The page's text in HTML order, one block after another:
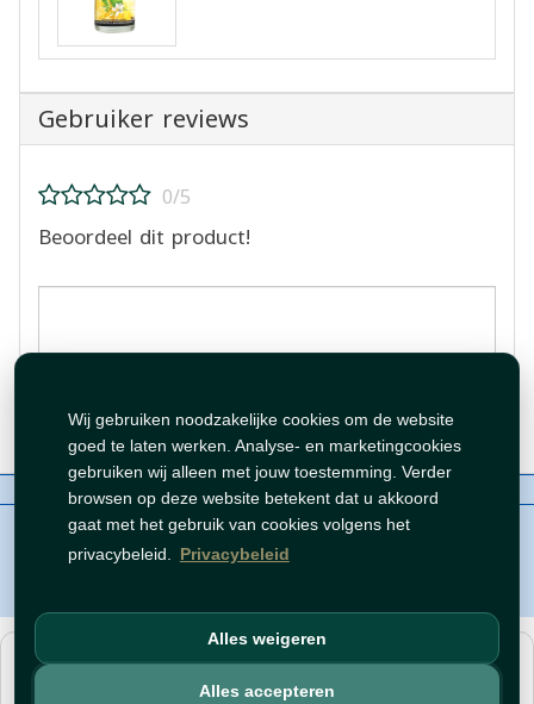
Wij gebruiken noodzakelijke cookies om de website
goed te laten werken. Analyse- en marketingcookies
gebruiken wij alleen met jouw toestemming. Verder
browsen op deze website betekent dat u akkoord
gaat met het gebruik van cookies volgens het
privacybeleid. Privacybeleid
Alles weigeren
Alles accepteren
Gebruiker reviews
0/5
Beoordeel dit product!
Beoordeling plaatsen
Over ons Beleid
WhatsAppen
auteursrechten©Tawfeer 2018-2026
هذا متجر جملة. الأسعار وميزات الشراء متاحة فقط للحساباتالمسجّلة
والمفعّلة